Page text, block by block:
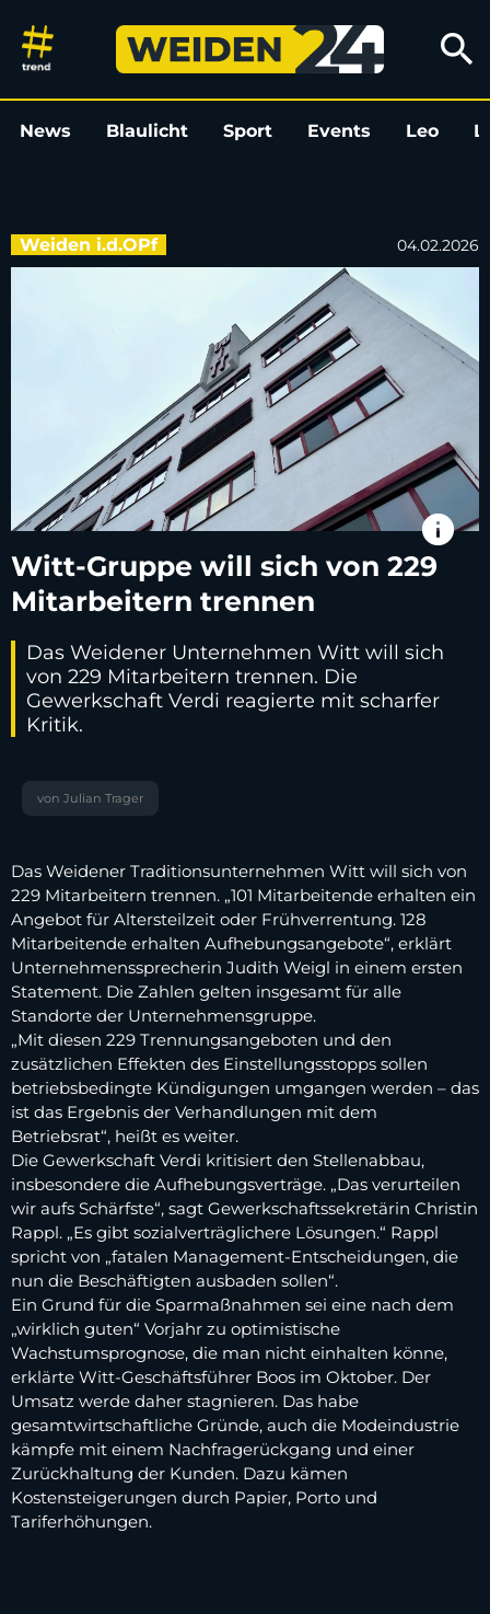
Witt-Gruppe will sich von 229
search
News Blaulicht Sport Events Leo
Weiden i.d.OPf 04.02.2026
info
Witt-Gruppe will sich von 229
Mitarbeitern trennen
Das Weidener Unternehmen Witt will sich
von 229 Mitarbeitern trennen. Die
Gewerkschaft Verdi reagierte mit scharfer
Kritik.
von Julian Trager
Das Weidener Traditionsunternehmen Witt will sich von
229 Mitarbeitern trennen. „101 Mitarbeitende erhalten ein
Angebot für Altersteilzeit oder Frühverrentung. 128
Mitarbeitende erhalten Aufhebungsangebote“, erklärt
Unternehmenssprecherin Judith Weigl in einem ersten
Statement. Die Zahlen gelten insgesamt für alle
Standorte der Unternehmensgruppe.
„Mit diesen 229 Trennungsangeboten und den
zusätzlichen Effekten des Einstellungsstopps sollen
betriebsbedingte Kündigungen umgangen werden – das
ist das Ergebnis der Verhandlungen mit dem
Betriebsrat“, heißt es weiter.
Die Gewerkschaft Verdi kritisiert den Stellenabbau,
insbesondere die Aufhebungsverträge. „Das verurteilen
wir aufs Schärfste“, sagt Gewerkschaftssekretärin Christin
Rappl. „Es gibt sozialverträglichere Lösungen.“ Rappl
spricht von „fatalen Management-Entscheidungen, die
nun die Beschäftigten ausbaden sollen“.
Ein Grund für die Sparmaßnahmen sei eine nach dem
„wirklich guten“ Vorjahr zu optimistische
Wachstumsprognose, die man nicht einhalten könne,
erklärte Witt-Geschäftsführer Boos im Oktober. Der
Umsatz werde daher stagnieren. Das habe
gesamtwirtschaftliche Gründe, auch die Modeindustrie
kämpfe mit einem Nachfragerückgang und einer
Zurückhaltung der Kunden. Dazu kämen
Kostensteigerungen durch Papier, Porto und
Tariferhöhungen.